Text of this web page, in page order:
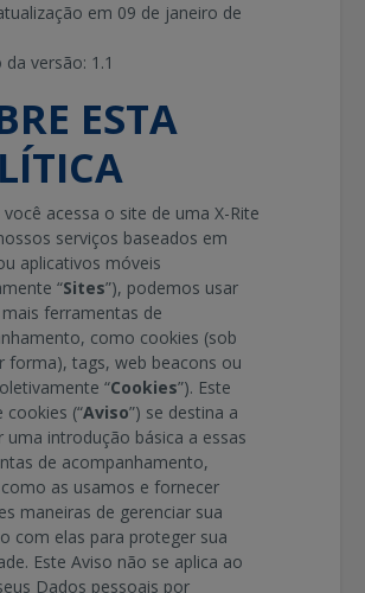
em 09 de janeiro de
versão: 1.1
ESTA
você acessa o site de uma X-Rite
serviços baseados em
aplicativos móveis
“Sites”), podemos usar
ferramentas de
como cookies (sob
forma), tags, web beacons ou
“Cookies”). Este
cookies (“Aviso”) se destina a
uma introdução básica a essas
de acompanhamento,
as usamos e fornecer
maneiras de gerenciar sua
com elas para proteger sua
Este Aviso não se aplica ao
Dados pessoais por